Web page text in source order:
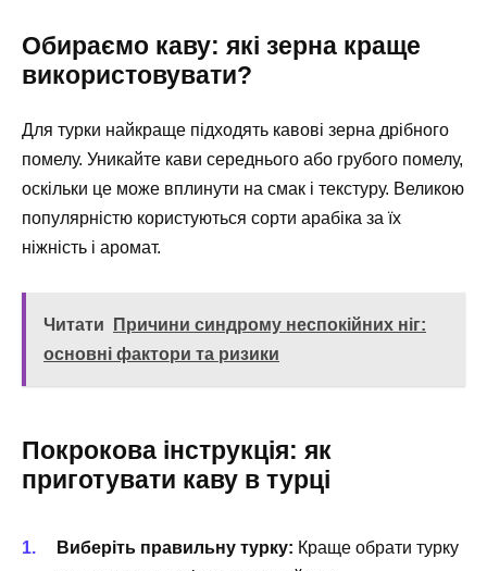
Обираємо каву: які зерна краще
використовувати?
Для турки найкраще підходять кавові зерна дрібного
помелу. Уникайте кави середнього або грубого помелу,
оскільки це може вплинути на смак і текстуру. Великою
популярністю користуються сорти арабіка за їх
ніжність і аромат.
Читати
Причини синдрому неспокійних ніг:
основні фактори та ризики
Покрокова інструкція: як
приготувати каву в турці
Виберіть правильну турку: Краще обрати турку